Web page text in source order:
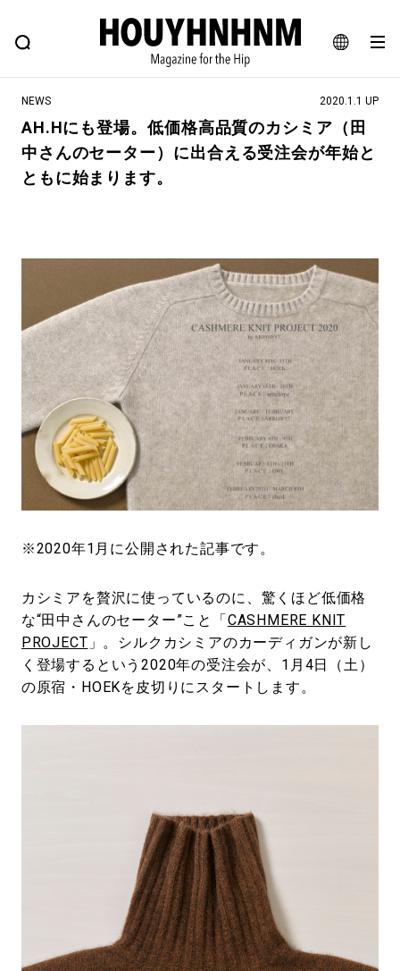
JA
EN
FEATURE BLOG SNAP
ヒップなファッション、カルチャー、ライフスタイルWEBマガジン
#注目のタグ
#NEW VINTAGE #マイナーグッド図鑑
#路地裏てぃーん。 #MONTHLY JOURNAL
#GH 銘品の所以 #フイナムのYouTube
#Commune H #FOCUS IT #AH.H
#ととけん #FASHION #MUSIC #MOVIE
#LIFESTYLE #SNEAKER #OUTDOOR
#SPORTS #HANDSOME HANDBOOK
NEWS 2020.1.1 UP
AH.Hにも登場。低価格高品質のカシミア（田
中さんのセーター）に出合える受注会が年始と
ともに始まります。
※2020年1月に公開された記事です。
カシミアを贅沢に使っているのに、驚くほど低価格
な“田中さんのセーター”こと「 CASHMERE KNIT
PROJECT 」。シルクカシミアのカーディガンが新し
く登場するという2020年の受注会が、1月4日（土）
の原宿・HOEKを皮切りにスタートします。